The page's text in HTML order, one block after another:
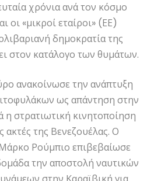
χρόνια ανά τον κόσμο
οι «μικροί εταίροι» (ΕΕ)
δημοκρατία της
στον κατάλογο των θυμάτων.
ανακοίνωσε την ανάπτυξη
ως απάντηση στην
η στρατιωτική κινητοποίηση
της Βενεζουέλας. Ο
Ρούμπιο επιβεβαίωσε
την αποστολή ναυτικών